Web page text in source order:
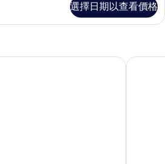
選擇日期以查看價格
烏提莫